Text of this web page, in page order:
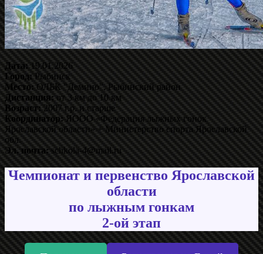
Дата:19.01.2026
Город:Рыбинск
Место:ОЛБК "Демино", Рыбинский район
Дистанция:от 3 км до 10 км
Возраст:2007 г.р. и старше
Координатор:ЯООО «Федерация лыжных гонок
Ярославской области» + Министерство спорта Ярославской
обл.
Эл. почта:schkola-4@mail.ru
Чемпионат и первенство Ярославской
области
по лыжным гонкам
2-ой этап